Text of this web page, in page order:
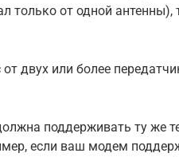
только от одной
от двух или более
поддерживать ту же
если ваш модем